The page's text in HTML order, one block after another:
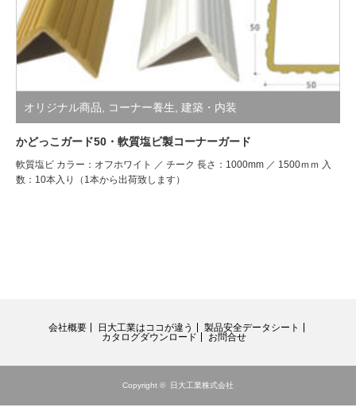
オリジナル商品 コーナー養生 建築・内装
かどっこガード50・軟質塩ビ製コーナーガード
軟質塩ビ カラー：オフホワイト ／ チーク 長さ：1000mm ／ 1500ｍｍ 入
数：10本入り（1本から出荷致します）
会社概要 日大工業はココが違う
製品安全データシート
カタログダウンロード
お問合せ
Copyright © 日大工業株式会社